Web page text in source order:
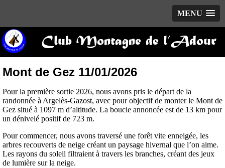
MENU
Club Montagne de l’Adour
Mont de Gez 11/01/2026
Pour la première sortie 2026, nous avons pris le départ de la
randonnée à Argelès-Gazost, avec pour objectif de monter le Mont de
Gez situé à 1097 m d’altitude. La boucle annoncée est de 13 km pour
un dénivelé positif de 723 m.
Pour commencer, nous avons traversé une forêt vite enneigée, les
arbres recouverts de neige créant un paysage hivernal que l’on aime.
Les rayons du soleil filtraient à travers les branches, créant des jeux
de lumière sur la neige.